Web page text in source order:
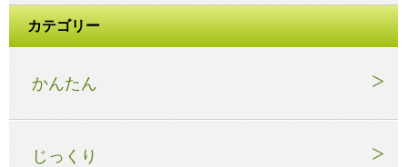
カテゴリー
かんたん
じっくり